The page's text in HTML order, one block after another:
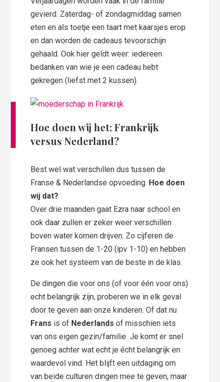
gevierd. Zaterdag- of zondagmiddag samen
eten en als toetje een taart met kaarsjes erop
en dan worden de cadeaus tevoorschijn
gehaald. Ook hier geldt weer: iedereen
bedanken van wie je een cadeau hebt
gekregen (liefst met 2 kussen).
Hoe doen wij het; Frankrijk
versus Nederland?
Best wel wat verschillen dus tussen de
Franse & Nederlandse opvoeding. Hoe doen
wij dat?
Over drie maanden gaat Ezra naar school en
ook daar zullen er zeker weer verschillen
boven water komen drijven. Zo cijferen de
Fransen tussen de 1-20 (ipv 1-10) en hebben
ze ook het systeem van de beste in de klas.
De dingen die voor ons (of voor één voor ons)
echt belangrijk zijn, proberen we in elk geval
door te geven aan onze kinderen. Of dat nu
Frans is of Nederlands of misschien iets
van ons eigen gezin/familie. Je komt er snel
genoeg achter wat echt je écht belangrijk en
waardevol vind. Het blijft een uitdaging om
van beide culturen dingen mee te geven, maar